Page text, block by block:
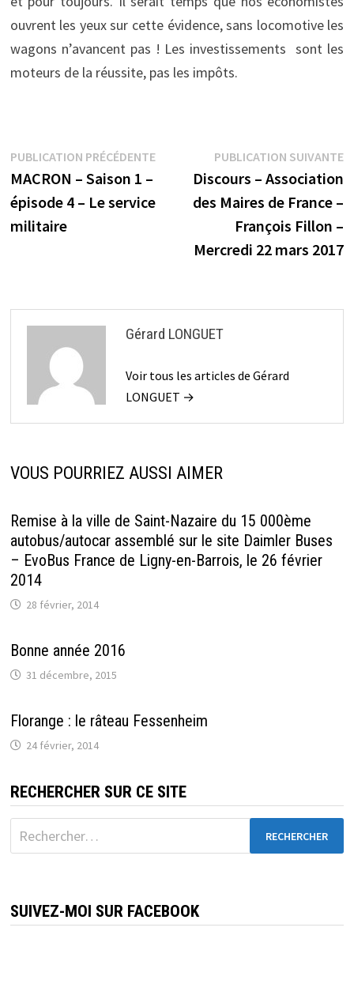
ouvrent les yeux sur cette évidence, sans locomotive les
wagons n’avancent pas ! Les investissements sont les
moteurs de la réussite, pas les impôts.
Navigation
de
l’article
PUBLICATION PRÉCÉDENTEPublication
précédente :
MACRON – Saison 1 –
épisode 4 – Le service
militaire
PUBLICATION SUIVANTE
Discours – Association
des Maires de France –
François Fillon –
Mercredi 22 mars 2017
Gérard LONGUET
Voir tous les articles de Gérard
LONGUET →
VOUS POURRIEZ AUSSI AIMER
Remise à la ville de Saint-Nazaire du 15 000ème
autobus/autocar assemblé sur le site Daimler Buses
– EvoBus France de Ligny-en-Barrois, le 26 février
2014
28 février, 2014
Bonne année 2016
31 décembre, 2015
Florange : le râteau Fessenheim
24 février, 2014
RECHERCHER SUR CE SITE
Rechercher :
SUIVEZ-MOI SUR FACEBOOK